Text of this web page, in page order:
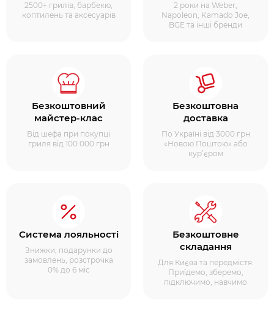
2500+ грилів, барбекю,
коптилень та аксесуарів
2 роки на Weber,
Napoleon, Kamado Joe,
BGE та інші бренди
Безкоштовний
майстер-клас
Від шефа при покупці
гриля від 100 000 грн
Безкоштовна
доставка
По Україні від 3000 грн
«Новою Поштою» або
кур’єром
Система лояльності
Знижки, подарунки до
замовлень, розстрочка
0% до 6 міс
Безкоштовне
складання
Для Києва та передмістя.
Приїдемо, зберемо,
підключимо, навчимо